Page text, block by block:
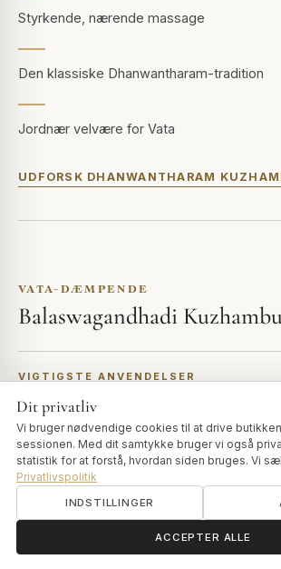
Styrkende, nærende massage
Den klassiske Dhanwantharam-tradition
Jordnær velvære for Vata
UDFORSK DHANWANTHARAM
VATA-DÆMPENDE
Balaswagandhadi
VIGTIGSTE ANVENDELSER
En styrkende, nærende massage bygget
Ashwagandha
BEDST TIL
Trætte muskler, restitution og jordnær
Styrkende og nærende
Dit privatliv
Vi bruger nødvendige cookies til at drive
sessionen. Med dit samtykke bruger vi også
statistik for at forstå, hvordan siden bruges. Vi
Privatlivspolitik
INDSTILLINGER
ACCEPTER ALLE